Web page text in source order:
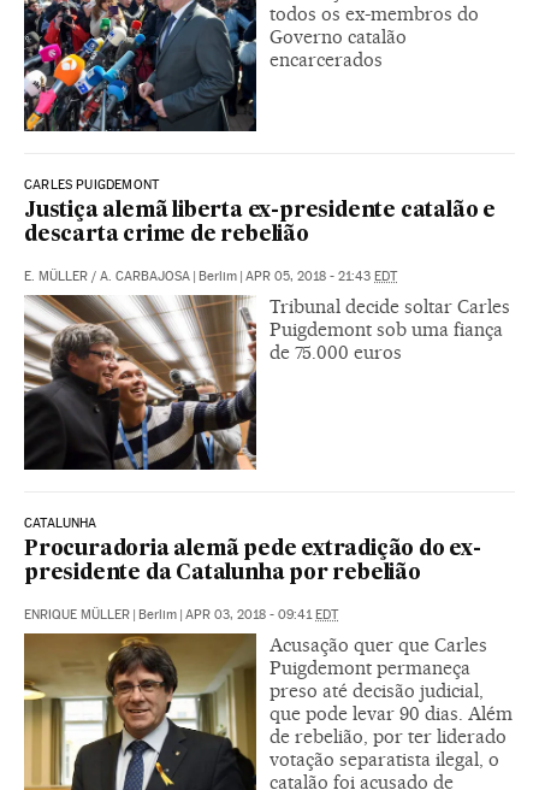
todos os ex-membros do
Governo catalão
encarcerados
CARLES PUIGDEMONT
Justiça alemã liberta ex-presidente catalão e
descarta crime de rebelião
E. MÜLLER / A. CARBAJOSA | Berlim | APR 05, 2018 - 21:43 EDT
Tribunal decide soltar Carles
Puigdemont sob uma fiança
de 75.000 euros
CATALUNHA
Procuradoria alemã pede extradição do ex-
presidente da Catalunha por rebelião
ENRIQUE MÜLLER | Berlim | APR 03, 2018 - 09:41EDT
Acusação quer que Carles
Puigdemont permaneça
preso até decisão judicial,
que pode levar 90 dias. Além
de rebelião, por ter liderado
votação separatista ilegal, o
catalão foi acusado de